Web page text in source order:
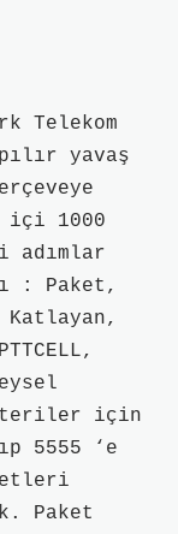
Telekom
yavaş
içi 1000
adımlar
: Paket,
için
5555 ‘e
Paket